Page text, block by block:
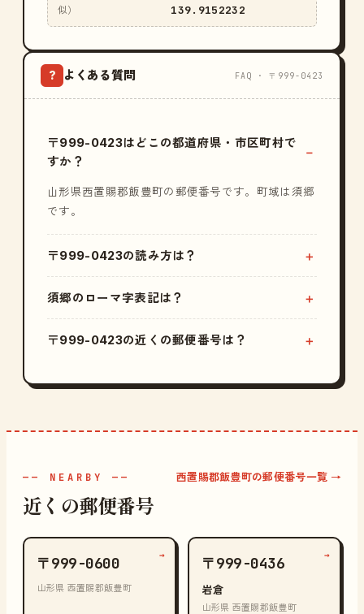
似）
139.9152232
? よくある質問 FAQ · 〒999-0423
〒999-0423はどこの都道府県・市区町村で
すか？
山形県西置賜郡飯豊町の郵便番号です。町域は須郷
です。
〒999-0423の読み方は？
須郷のローマ字表記は？
〒999-0423の近くの郵便番号は？
—— NEARBY ——
近くの郵便番号
西置賜郡飯豊町の郵便番号一覧 →
〒999-0600
山形県 西置賜郡飯豊町
→ 〒999-0436
岩倉
山形県 西置賜郡飯豊町
→